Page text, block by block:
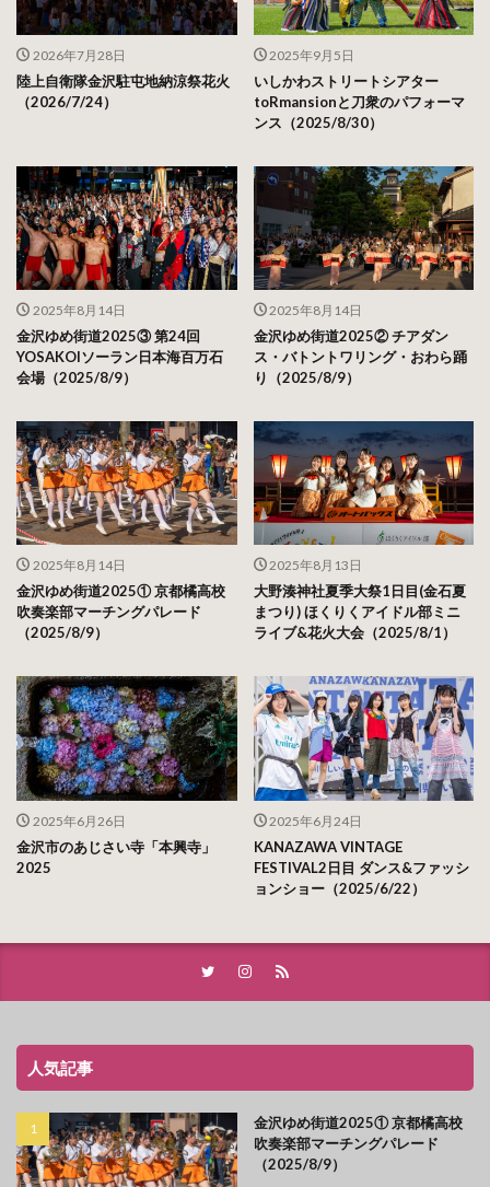
2026年7月28日
陸上自衛隊金沢駐屯地納涼祭花火
（2026/7/24）
2025年9月5日
いしかわストリートシアター
toRmansionと刀衆のパフォーマ
ンス（2025/8/30）
2025年8月14日
金沢ゆめ街道2025③ 第24回
YOSAKOIソーラン日本海百万石
会場（2025/8/9）
2025年8月14日
金沢ゆめ街道2025② チアダン
ス・バトントワリング・おわら踊
り（2025/8/9）
2025年8月14日
金沢ゆめ街道2025① 京都橘高校
吹奏楽部マーチングパレード
（2025/8/9）
2025年8月13日
大野湊神社夏季大祭1日目(金石夏
まつり) ほくりくアイドル部ミニ
ライブ&花火大会（2025/8/1）
2025年6月26日
金沢市のあじさい寺「本興寺」
2025
2025年6月24日
KANAZAWA VINTAGE
FESTIVAL2日目 ダンス&ファッシ
ョンショー（2025/6/22）
人気記事
金沢ゆめ街道2025① 京都橘高校
吹奏楽部マーチングパレード
（2025/8/9）